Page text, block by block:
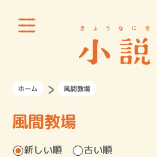
ホーム 風間教場
風間教場
新しい順 古い順